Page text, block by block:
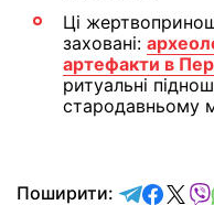
Ці
заховані:
артефакти в
ритуальні
стародавньому
Поширити: